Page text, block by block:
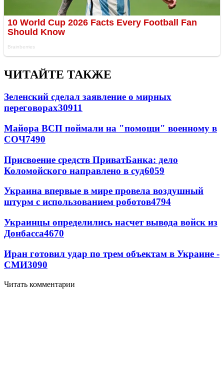
ЧИТАЙТЕ ТАКЖЕ
Зеленский сделал заявление о мирных
переговорах30911
Майора ВСП поймали на "помощи" военному в
СОЧ7490
Присвоение средств ПриватБанка: дело
Коломойского направлено в суд6059
Украина впервые в мире провела воздушный
штурм с использованием роботов4794
Украинцы определились насчет вывода войск из
Донбасса4670
Иран готовил удар по трем объектам в Украине -
СМИ3090
Читать комментарии